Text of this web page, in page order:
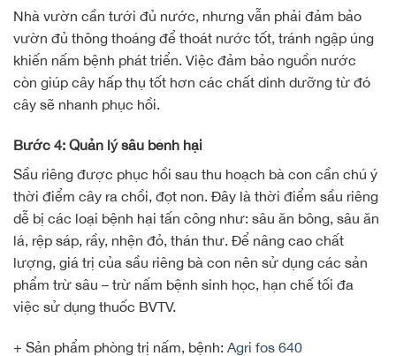
Nhà vườn cần tưới đủ nước, nhưng vẫn phải đảm bảo
vườn đủ thông thoáng để thoát nước tốt, tránh ngập úng
khiến nấm bệnh phát triển. Việc đảm bảo nguồn nước
còn giúp cây hấp thụ tốt hơn các chất dinh dưỡng từ đó
cây sẽ nhanh phục hồi.
Bước 4: Quản lý sâu bệnh hại
Sầu riêng được phục hồi sau thu hoạch bà con cần chú ý
thời điểm cây ra chồi, đọt non. Đây là thời điểm sầu riêng
dễ bị các loại bệnh hại tấn công như: sâu ăn bông, sâu ăn
lá, rệp sáp, rầy, nhện đỏ, thán thư. Để nâng cao chất
lượng, giá trị của sầu riêng bà con nên sử dụng các sản
phẩm trừ sâu – trừ nấm bệnh sinh học, hạn chế tối đa
việc sử dụng thuốc BVTV.
+ Sản phẩm phòng trị nấm, bệnh: Agri fos 640